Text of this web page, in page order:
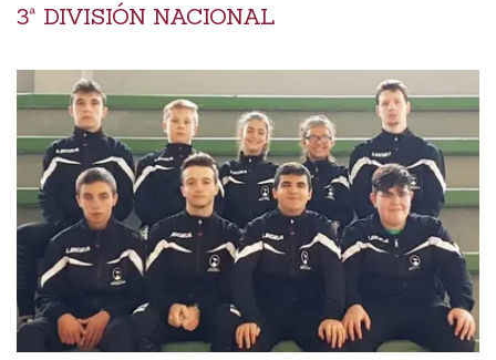
3ª DIVISIÓN NACIONAL